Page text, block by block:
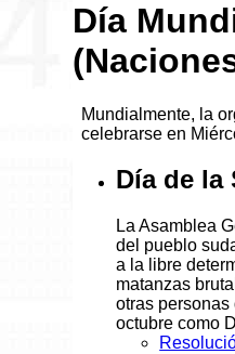
Día
Mundialmente, la
celebrarse en
Día de
La Asamblea
del pueblo
a la libre
matanzas
otras
octubre como